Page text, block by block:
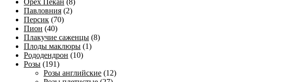
Орех Пекан (8)
Павловния (2)
Персик (70)
Пион (40)
Плакучие саженцы (8)
Плоды маклюры (1)
Рододендрон (10)
Розы (191)
Розы английские (12)